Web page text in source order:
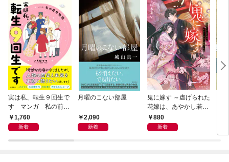
実は私、転生９回生で
す マンガ 私の前世
物語1,760
新着
月曜のこない部屋
2,090
新着
鬼に嫁す ～虐げられた
花嫁は、あやかし若頭
に溺愛される～
880
新着